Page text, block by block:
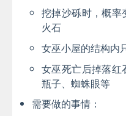
挖掉沙砾时，概率
火石
女巫小屋的结构内
女巫死亡后掉落红
瓶子、蜘蛛眼等
需要做的事情：